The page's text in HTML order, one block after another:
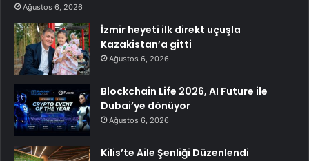
Ağustos 6, 2026
İzmir heyeti ilk direkt uçuşla
Kazakistan’a gitti
Ağustos 6, 2026
Blockchain Life 2026, AI Future ile
Dubai’ye dönüyor
Ağustos 6, 2026
Kilis’te Aile Şenliği Düzenlendi